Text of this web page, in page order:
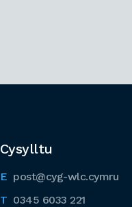
Cysylltu
post@cyg-wlc.cymru
0345 6033 221